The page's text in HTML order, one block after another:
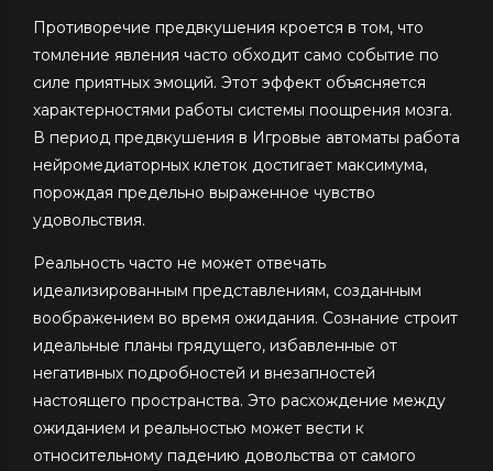
Противоречие предвкушения кроется в том, что
томление явления часто обходит само событие по
силе приятных эмоций. Этот эффект объясняется
характерностями работы системы поощрения мозга.
В период предвкушения в Игровые автоматы работа
нейромедиаторных клеток достигает максимума,
порождая предельно выраженное чувство
удовольствия.
Реальность часто не может отвечать
идеализированным представлениям, созданным
воображением во время ожидания. Сознание строит
идеальные планы грядущего, избавленные от
негативных подробностей и внезапностей
настоящего пространства. Это расхождение между
ожиданием и реальностью может вести к
относительному падению довольства от самого